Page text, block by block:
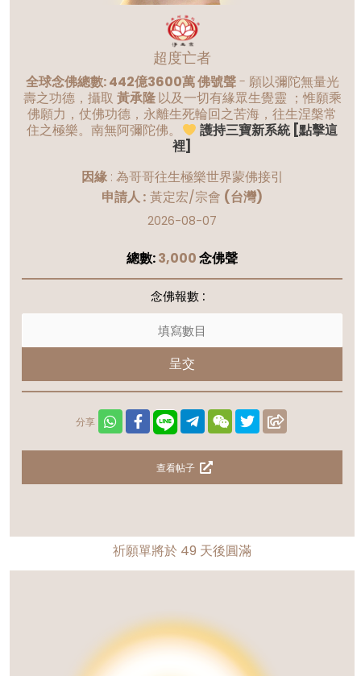
超度亡者
全球念佛總數: 442億3600萬 佛號聲- 願以彌陀無量光
壽之功德，攝取 黃承隆以及一切有緣眾生覺靈 ；惟願乘
佛願力，仗佛功德，永離生死輪回之苦海，往生涅槃常
住之極樂。南無阿彌陀佛。
護持三寶新系統 [點擊這
裡]
因緣: 為哥哥往生極樂世界蒙佛接引
申請人 : 黃定宏/宗會 (台灣)
2026-08-07
總數:3,000念佛聲
分享
查看帖子
念佛報數 :
呈交
祈願單將於 49 天後圓滿